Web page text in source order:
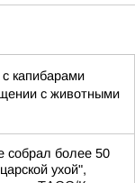
капибарами
с животными
собрал более 50
ухой",